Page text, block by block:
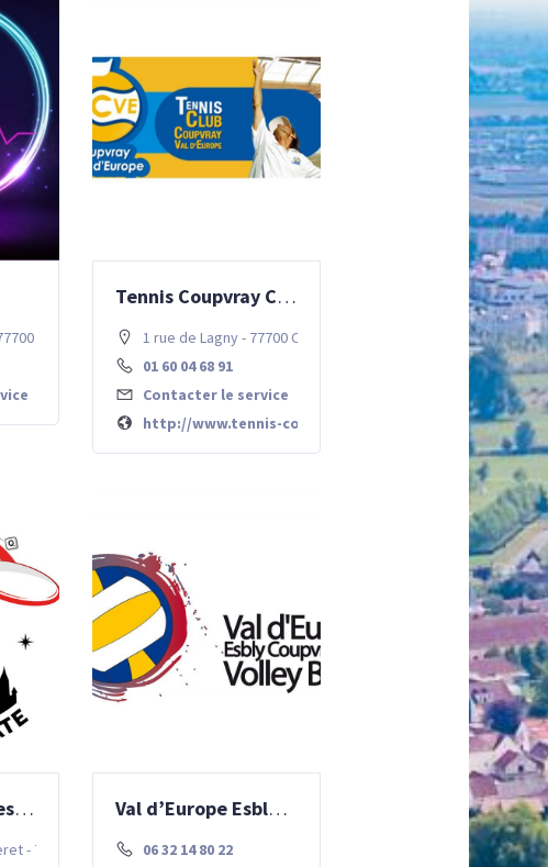
Chessy
Tennis Coupvray Chessy Val d’Europe
1 rue de Lagny - 77700 Chessy
01 60 04 68 91
Contacter le service
http://www.tennis-coupvray.fr
Val d’Europe Chessy Ultimate
- 77700 Chessy
Val d’Europe Esbly Coupvray Volley-Ball
06 32 14 80 22